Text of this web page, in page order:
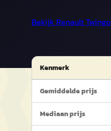
Bekijk Renault Twingo
Kenmerk
Gemiddelde prijs
Mediaan prijs